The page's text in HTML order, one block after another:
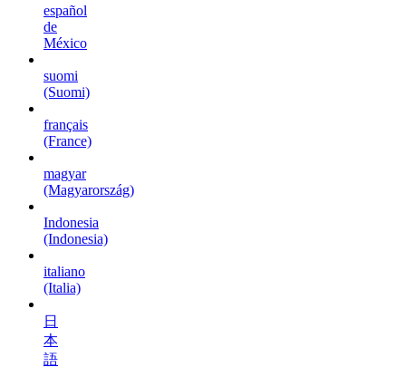
español
de
México
suomi
(Suomi)
français
(France)
magyar
(Magyarország)
Indonesia
(Indonesia)
italiano
(Italia)
日
本
語